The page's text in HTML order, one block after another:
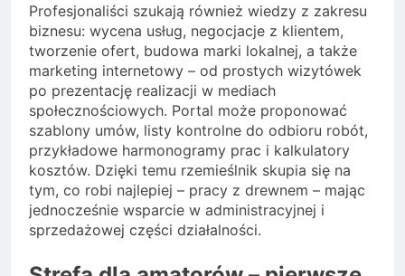
Profesjonaliści szukają również wiedzy z zakresu
biznesu: wycena usług, negocjacje z klientem,
tworzenie ofert, budowa marki lokalnej, a także
marketing internetowy – od prostych wizytówek
po prezentację realizacji w mediach
społecznościowych. Portal może proponować
szablony umów, listy kontrolne do odbioru robót,
przykładowe harmonogramy prac i kalkulatory
kosztów. Dzięki temu rzemieślnik skupia się na
tym, co robi najlepiej – pracy z drewnem – mając
jednocześnie wsparcie w administracyjnej i
sprzedażowej części działalności.